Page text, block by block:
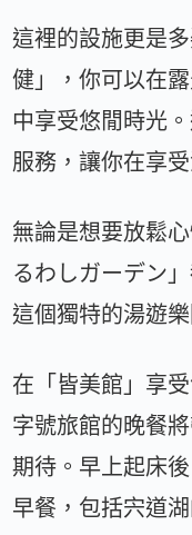
這裡的設施更是
健」，你可以在
中享受悠閒時光
服務，讓你在享
無論是想要放鬆
るわしガーデン
這個獨特的湯遊樂
在「皆美館」享
字號旅館的晚餐
期待。早上起床
早餐，包括宍道